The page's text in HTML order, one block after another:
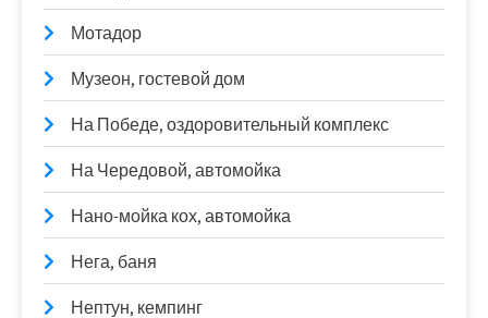
Мотадор
Музеон, гостевой дом
На Победе, оздоровительный комплекс
На Чередовой, автомойка
Нано-мойка кох, автомойка
Нега, баня
Нептун, кемпинг